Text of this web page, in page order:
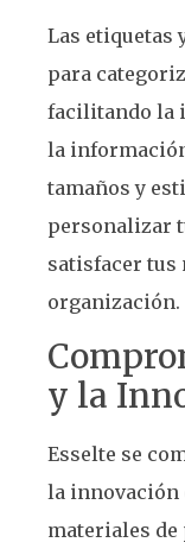
Las etiquetas
para
facilitando la
la
tamaños y
personalizar
satisfacer tus
organización.
y la
Esselte se
la innovación
materiales